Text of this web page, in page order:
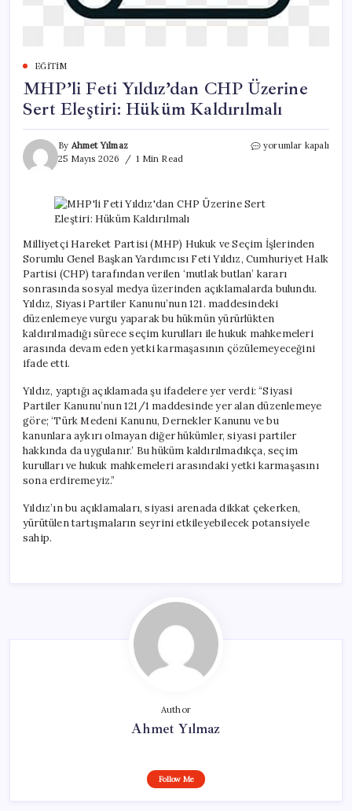
EĞITIM
MHP’li Feti Yıldız’dan CHP Üzerine
Sert Eleştiri: Hüküm Kaldırılmalı
By Ahmet Yılmaz
25 Mayıs 2026
1 Min Read
MHP’li
Üzerine
Sert
Hüküm
Kaldırılmalı
için
yorumlar kapalı
Milliyetçi Hareket Partisi (MHP) Hukuk ve Seçim İşlerinden
Sorumlu Genel Başkan Yardımcısı Feti Yıldız, Cumhuriyet Halk
Partisi (CHP) tarafından verilen ‘mutlak butlan’ kararı
sonrasında sosyal medya üzerinden açıklamalarda bulundu.
Yıldız, Siyasi Partiler Kanunu’nun 121. maddesindeki
düzenlemeye vurgu yaparak bu hükmün yürürlükten
kaldırılmadığı sürece seçim kurulları ile hukuk mahkemeleri
arasında devam eden yetki karmaşasının çözülemeyeceğini
ifade etti.
Yıldız, yaptığı açıklamada şu ifadelere yer verdi: “Siyasi
Partiler Kanunu’nun 121/1 maddesinde yer alan düzenlemeye
göre; ‘Türk Medeni Kanunu, Dernekler Kanunu ve bu
kanunlara aykırı olmayan diğer hükümler, siyasi partiler
hakkında da uygulanır.’ Bu hüküm kaldırılmadıkça, seçim
kurulları ve hukuk mahkemeleri arasındaki yetki karmaşasını
sona erdiremeyiz.”
Yıldız’ın bu açıklamaları, siyasi arenada dikkat çekerken,
yürütülen tartışmaların seyrini etkileyebilecek potansiyele
sahip.
Author
Ahmet Yılmaz
Follow Me